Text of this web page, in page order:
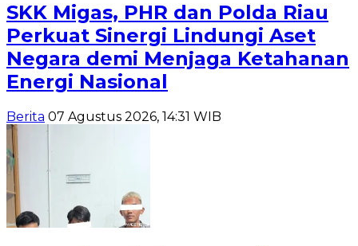
SKK Migas, PHR dan Polda Riau
Perkuat Sinergi Lindungi Aset
Negara demi Menjaga Ketahanan
Energi Nasional
Berita 07 Agustus 2026, 14:31 WIB